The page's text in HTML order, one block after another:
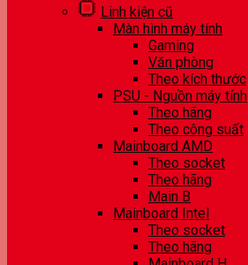
Linh kiện cũ
Màn hình máy tính
Gaming
Văn phòng
Theo kích thước
PSU - Nguồn máy tính
Theo hãng
Theo công suất
Mainboard AMD
Theo socket
Theo hãng
Main B
Mainboard Intel
Theo socket
Theo hãng